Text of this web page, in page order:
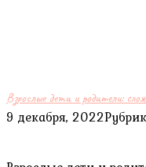
Взрослые дети и родители:
9 декабря, 2022